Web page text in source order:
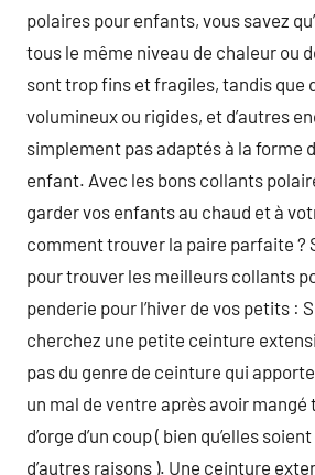
polaires pour enfants, vous savez
tous le même niveau de chaleur ou
sont trop fins et fragiles, tandis que
volumineux ou rigides, et d’autres
simplement pas adaptés à la forme
enfant. Avec les bons collants
garder vos enfants au chaud et à
comment trouver la paire parfaite ?
pour trouver les meilleurs collants
penderie pour l’hiver de vos petits :
cherchez une petite ceinture
pas du genre de ceinture qui
un mal de ventre après avoir mangé
d’orge d’un coup ( bien qu’elles
d’autres raisons ). Une ceinture